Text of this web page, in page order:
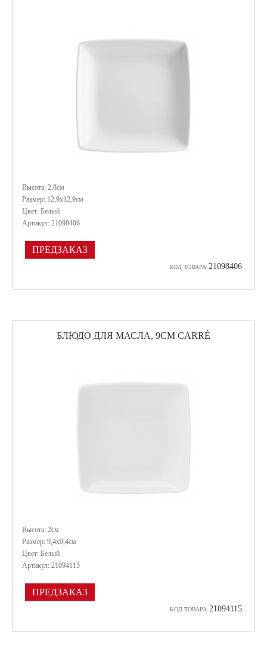
Высота: 2,8см
Размер: 12,9х12,9см
Цвет: Белый
Артикул: 21098406
ПРЕДЗАКАЗ
КОД ТОВАРА 21098406
БЛЮДО ДЛЯ МАСЛА, 9СМ CARRÉ
Высота: 2см
Размер: 9,4х9,4см
Цвет: Белый
Артикул: 21094115
ПРЕДЗАКАЗ
КОД ТОВАРА 21094115